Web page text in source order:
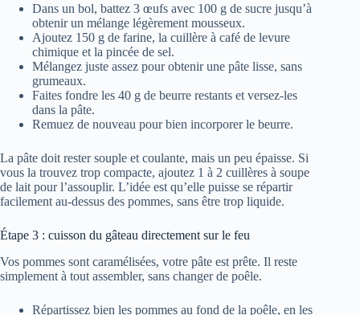
Dans un bol, battez 3 œufs avec 100 g de sucre jusqu’à
obtenir un mélange légèrement mousseux.
Ajoutez 150 g de farine, la cuillère à café de levure
chimique et la pincée de sel.
Mélangez juste assez pour obtenir une pâte lisse, sans
grumeaux.
Faites fondre les 40 g de beurre restants et versez-les
dans la pâte.
Remuez de nouveau pour bien incorporer le beurre.
La pâte doit rester souple et coulante, mais un peu épaisse. Si
vous la trouvez trop compacte, ajoutez 1 à 2 cuillères à soupe
de lait pour l’assouplir. L’idée est qu’elle puisse se répartir
facilement au-dessus des pommes, sans être trop liquide.
Étape 3 : cuisson du gâteau directement sur le feu
Vos pommes sont caramélisées, votre pâte est prête. Il reste
simplement à tout assembler, sans changer de poêle.
Répartissez bien les pommes au fond de la poêle, en les